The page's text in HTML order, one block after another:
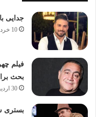
جدایی
10 خرداد 1405
فیلم
بحث
30 اردیبهشت 1405
بستری